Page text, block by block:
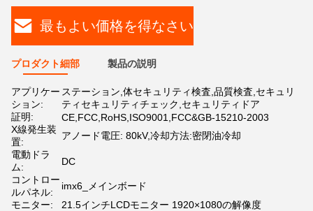
最もよい価格を得なさい
プロダクト細部 製品の説明
アプリケー
ション:
ステーション,体セキュリティ検査,品質検査,セキュリ
ティセキュリティチェック,セキュリティドア
証明:
CE,FCC,RoHS,ISO9001,FCC&GB-15210-2003
X線発生装
置:
アノード電圧: 80kV,冷却方法:密閉油冷却
電動ドラ
ム:
DC
コントロー
ルパネル:
imx6_メインボード
モニター:
21.5インチLCDモニター 1920×1080の解像度